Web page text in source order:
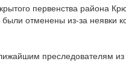
первенства района
отменены из-за неявки
преследователям